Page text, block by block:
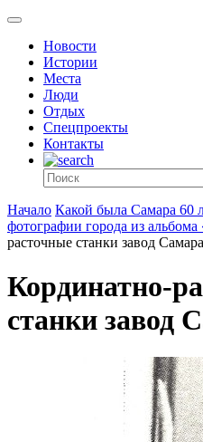
Новости
Истории
Места
Люди
Отдых
Спецпроекты
Контакты
Начало Какой была Самара 60
фотографии города из
расточные станки завод Самара
Кординатно-
станки завод